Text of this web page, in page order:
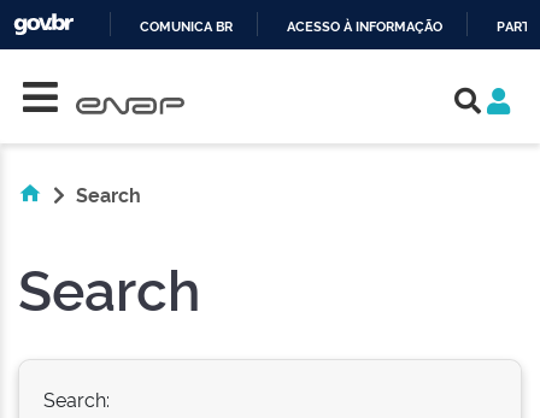
COMUNICA BR ACESSO À INFORMAÇÃO
Search
Search
Search: